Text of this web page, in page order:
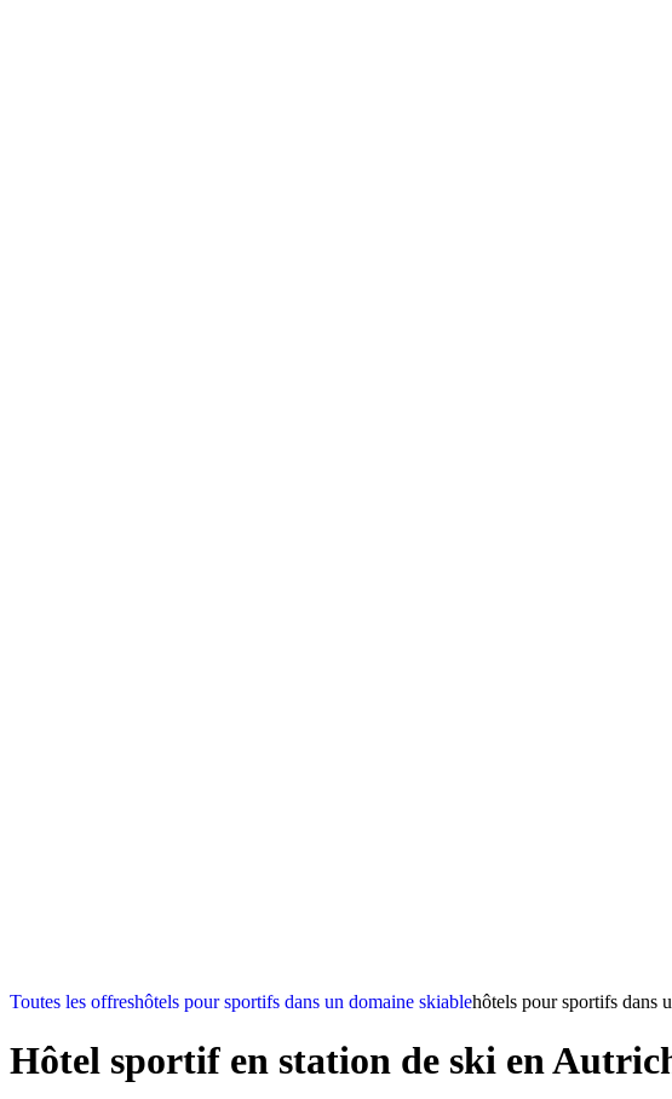
Toutes les offreshôtels pour sportifs dans un domaine skiablehôtels pour sportifs dans
Hôtel sportif en station de ski en